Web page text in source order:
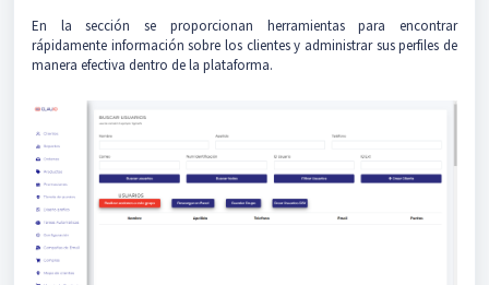
En la sección se proporcionan herramientas para encontrar
rápidamente información sobre los clientes y administrar sus perfiles de
manera efectiva dentro de la plataforma.